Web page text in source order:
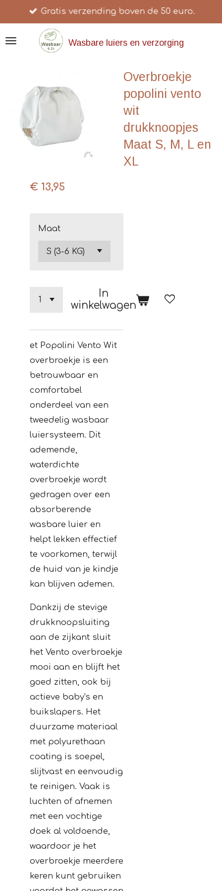
direct
naar
Wasbare luiers en verzorging
Gratis verzending boven de 50 euro.
Overbroekje
popolini vento
wit
drukknoopjes
Maat S, M, L en
XL
€ 13,95
Maat
In
winkelwagen
et Popolini Vento Wit
overbroekje is een
betrouwbaar en
comfortabel
onderdeel van een
tweedelig wasbaar
luiersysteem. Dit
ademende,
waterdichte
overbroekje wordt
gedragen over een
absorberende
wasbare luier en
helpt lekken effectief
te voorkomen, terwijl
de huid van je kindje
kan blijven ademen.
Dankzij de stevige
drukknoopsluiting
aan de zijkant sluit
het Vento overbroekje
mooi aan en blijft het
goed zitten, ook bij
actieve baby's en
buikslapers. Het
duurzame materiaal
met polyurethaan
coating is soepel,
slijtvast en eenvoudig
te reinigen. Vaak is
luchten of afnemen
met een vochtige
doek al voldoende,
waardoor je het
overbroekje meerdere
keren kunt gebruiken